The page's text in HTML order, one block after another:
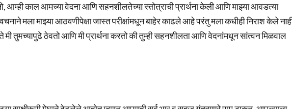
आम्ही काल आमच्या वेदना आणि सहनशीलतेच्या स्तोत्राची प्रार्थना केली आणि माझ्या आवडत्या
मला माझ्या आठवणीपेक्षा जास्त परीक्षांमधून बाहेर काढले आहे परंतु मला कधीही निराश केले
मी तुमच्यापुढे ठेवतो आणि मी प्रार्थना करतो की तुम्ही सहनशीलता आणि वेदनांमधून सांत्वन मिळवाल